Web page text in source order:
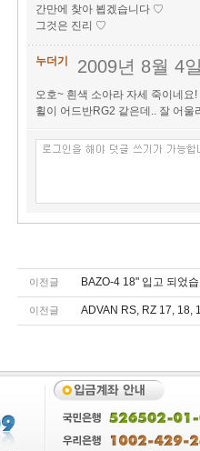
간만에 찾아 뵙겠습니다 ♡
그것은 진리 ♡
누더기 2009년 8월 4
오호~ 흰색 소아라 자세 죽이네요!
휠이 어드반RG2 같은데.. 잘 어울
이전글 BAZO-4 18" 입고 되었
이전글 ADVAN RS, RZ 17, 18,